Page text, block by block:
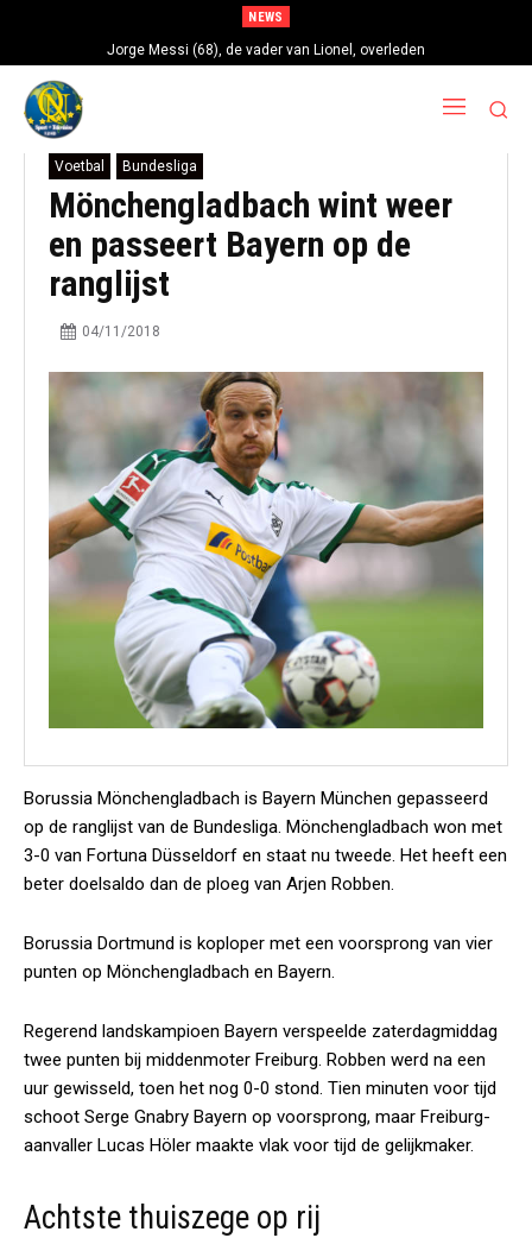
NEWS
Jorge Messi (68), de vader van Lionel, overleden
Voetbal Bundesliga
Mönchengladbach wint weer
en passeert Bayern op de
ranglijst
04/11/2018
Borussia Mönchengladbach is Bayern München gepasseerd
op de ranglijst van de Bundesliga. Mönchengladbach won met
3-0 van Fortuna Düsseldorf en staat nu tweede. Het heeft een
beter doelsaldo dan de ploeg van Arjen Robben.
Borussia Dortmund is koploper met een voorsprong van vier
punten op Mönchengladbach en Bayern.
Regerend landskampioen Bayern verspeelde zaterdagmiddag
twee punten bij middenmoter Freiburg. Robben werd na een
uur gewisseld, toen het nog 0-0 stond. Tien minuten voor tijd
schoot Serge Gnabry Bayern op voorsprong, maar Freiburg-
aanvaller Lucas Höler maakte vlak voor tijd de gelijkmaker.
Achtste thuiszege op rij